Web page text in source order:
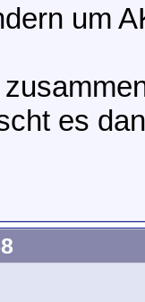
um
es